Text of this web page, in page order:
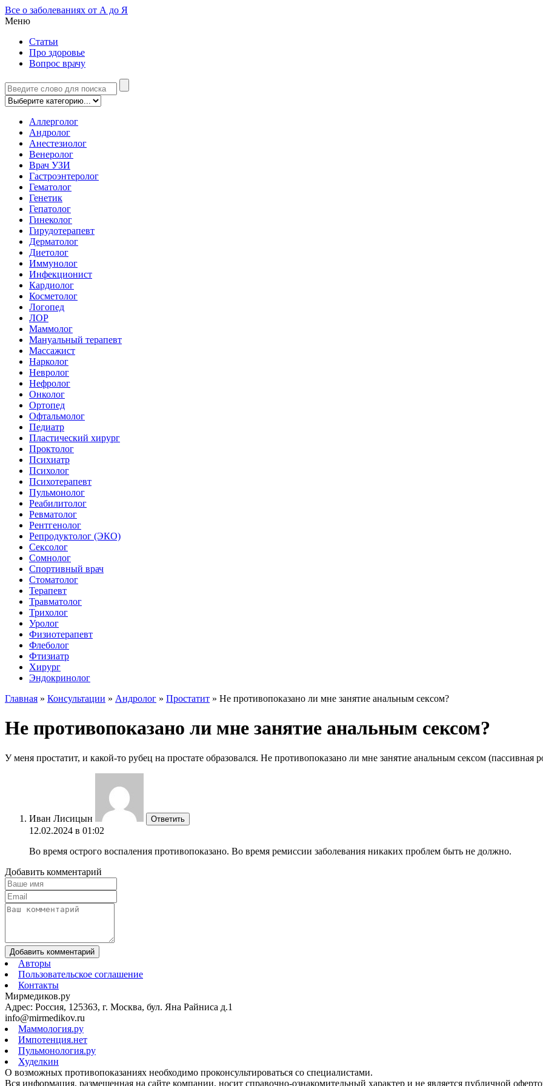
Все о заболеваниях от А до Я
Меню
Статьи
Про здоровье
Вопрос врачу
Аллерголог
Андролог
Анестезиолог
Венеролог
Врач УЗИ
Гастроэнтеролог
Гематолог
Генетик
Гепатолог
Гинеколог
Гирудотерапевт
Дерматолог
Диетолог
Иммунолог
Инфекционист
Кардиолог
Косметолог
Логопед
ЛОР
Маммолог
Мануальный терапевт
Массажист
Нарколог
Невролог
Нефролог
Онколог
Ортопед
Офтальмолог
Педиатр
Пластический хирург
Проктолог
Психиатр
Психолог
Психотерапевт
Пульмонолог
Реабилитолог
Ревматолог
Рентгенолог
Репродуктолог (ЭКО)
Сексолог
Сомнолог
Спортивный врач
Стоматолог
Терапевт
Травматолог
Трихолог
Уролог
Физиотерапевт
Флеболог
Фтизиатр
Хирург
Эндокринолог
Главная » Консультации » Андролог » Простатит » Не противопоказано ли мне занятие анальным сексом?
Не противопоказано ли мне занятие анальным сексом?
У меня простатит, и какой-то рубец на простате образовался. Не противопоказано ли мне занятие анальным сексом (пассивная
Иван Лисицын Ответить
12.02.2024 в 01:02
Во время острого воспаления противопоказано. Во время ремиссии заболевания никаких проблем быть не должно.
Добавить комментарий
Добавить комментарий
Авторы
Пользовательское соглашение
Контакты
Мирмедиков.ру
Адрес: Россия, 125363, г. Москва, бул. Яна Райниса д.1
info@mirmedikov.ru
Маммология.ру
Импотенция.нет
Пульмонология.ру
Худелкин
О возможных противопоказаниях необходимо проконсультироваться со специалистами.
Вся информация, размещенная на сайте компании, носит справочно-ознакомительный характер и не является публичной